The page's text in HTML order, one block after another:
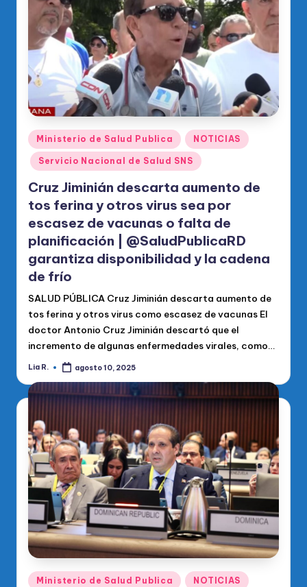
di
c
o
O
fi
ci
al
d
el
P
R
M
Publicado
en
Ministerio de Salud Publica NOTICIAS
Servicio Nacional de Salud SNS
Cruz Jiminián descarta aumento de
tos ferina y otros virus sea por
escasez de vacunas o falta de
planificación | @SaludPublicaRD
garantiza disponibilidad y la cadena
de frío
SALUD PÚBLICA Cruz Jiminián descarta aumento de
tos ferina y otros virus como escasez de vacunas El
doctor Antonio Cruz Jiminián descartó que el
incremento de algunas enfermedades virales, como…
Publicado
Lia R. agosto 10, 2025
Publicado
Ministerio de Salud Publica NOTICIAS